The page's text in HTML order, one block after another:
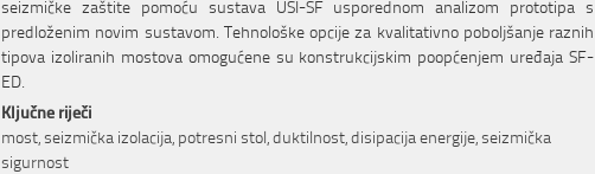
seizmičke zaštite pomoću sustava USI-SF usporednom analizom prototipa s
predloženim novim sustavom. Tehnološke opcije za kvalitativno poboljšanje raznih
tipova izoliranih mostova omogućene su konstrukcijskim poopćenjem uređaja SF-
ED.
Ključne riječi
most, seizmička izolacija, potresni stol, duktilnost, disipacija energije, seizmička
sigurnost